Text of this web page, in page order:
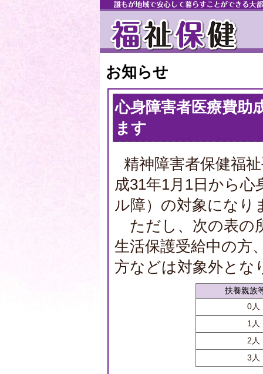
お知らせ
心身障害者医療費助
ます
精神障害者保健福
成31年1月1日から心
ル障）の対象になり
ただし、次の表の
生活保護受給中の方
方などは対象外とな
扶養親族
0人
1人
2人
3人